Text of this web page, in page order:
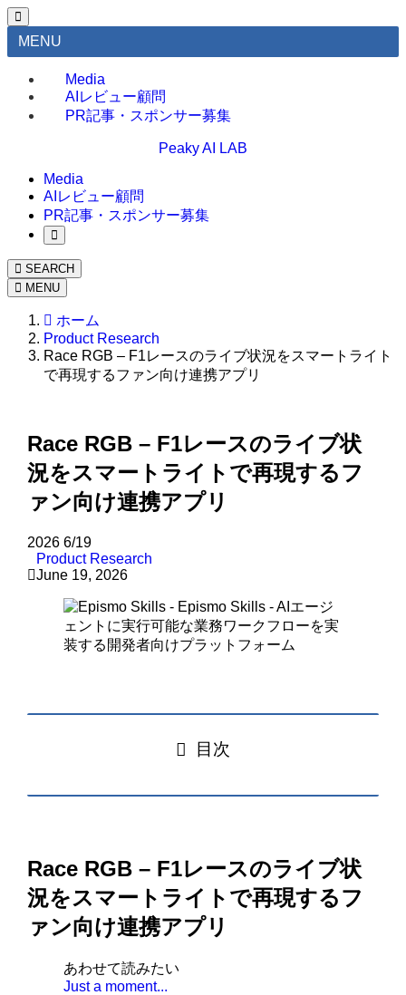
MENU
Media
AIレビュー顧問
PR記事・スポンサー募集
Peaky AI LAB
Media
AIレビュー顧問
PR記事・スポンサー募集
SEARCH
MENU
ホーム
Product Research
Race RGB – F1レースのライブ状況をスマートライト
で再現するファン向け連携アプリ
Race RGB – F1レースのライブ状
況をスマートライトで再現するフ
ァン向け連携アプリ
2026 6/19
Product Research
June 19, 2026
目次
Race RGB – F1レースのライブ状
況をスマートライトで再現するフ
ァン向け連携アプリ
あわせて読みたい
Just a moment...